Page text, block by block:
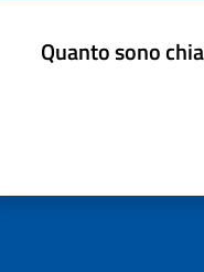
Quanto sono